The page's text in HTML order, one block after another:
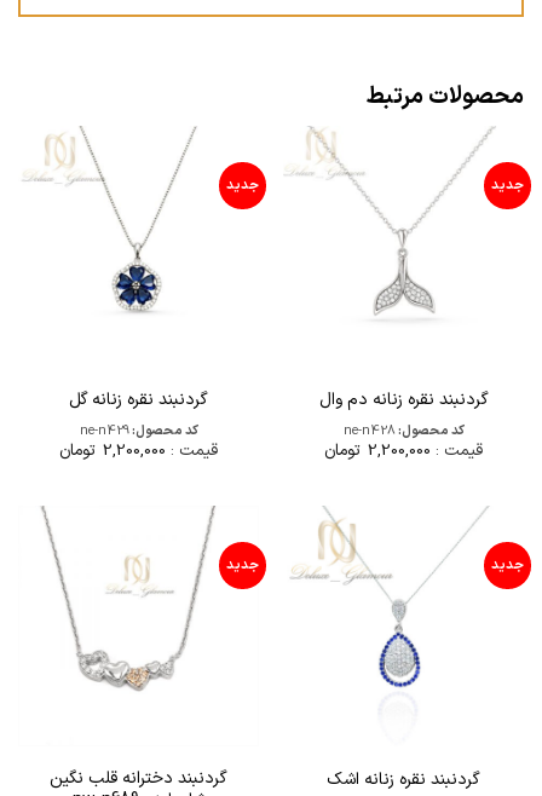
محصولات مرتبط
جدید
گردنبند نقره زنانه دم وال
کد محصول:ne-n428
قیمت : 2,200,000 تومان
جدید
گردنبند نقره زنانه گل
کد محصول:ne-n429
قیمت : 2,200,000 تومان
جدید
گردنبند نقره زنانه اشک
جدید
گردنبند دخترانه قلب نگین